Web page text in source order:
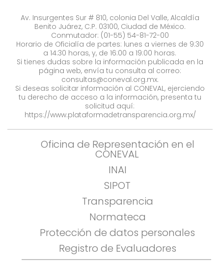
Av. Insurgentes Sur # 810, colonia Del Valle, Alcaldía
Benito Juárez, C.P. 03100, Ciudad de México.
Conmutador: (01-55) 54-81-72-00
Horario de Oficialía de partes: lunes a viernes de 9:30
a 14:30 horas, y, de 16:00 a 19:00 horas.
Si tienes dudas sobre la información publicada en la
página web, envía tu consulta al correo:
consultas@coneval.org.mx.
Si deseas solicitar información al CONEVAL, ejerciendo
tu derecho de acceso a la información, presenta tu
solicitud aquí:
https://www.plataformadetransparencia.org.mx/
Oficina de Representación en el
CONEVAL
INAI
SIPOT
Transparencia
Normateca
Protección de datos personales
Registro de Evaluadores